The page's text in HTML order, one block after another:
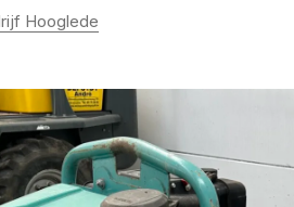
Hooglede